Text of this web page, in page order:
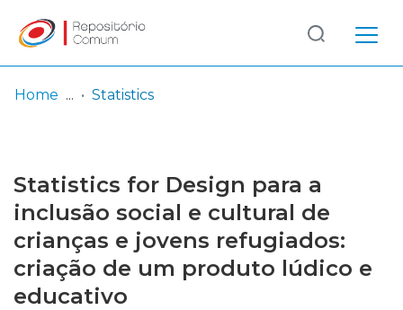
Browse repository
Entities
Log
In
(current)
Home Statistics
Statistics for Design para a
inclusão social e cultural de
crianças e jovens refugiados:
criação de um produto lúdico e
educativo